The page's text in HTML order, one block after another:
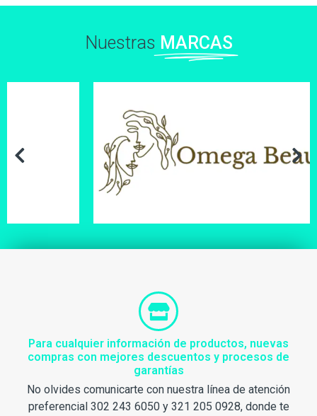
Nuestras MARCAS
Para cualquier información de productos, nuevas
compras con mejores descuentos y procesos de
garantías
No olvides comunicarte con nuestra línea de atención
preferencial 302 243 6050 y 321 205 0928, donde te